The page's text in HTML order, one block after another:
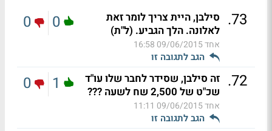
73
. סילבן, היית צריך לומר זאת
לאלונה. הלך הגביע. (ל"ת)
אחד09/06/2015 16:58
הגב לתגובה זו
0
0
72
. זה סילבן, שסידר לחבר שלו עו"ד
שכ"ט של 2,500 שח לשעה ???
אחד09/06/2015 11:11
הגב לתגובה זו
1
0